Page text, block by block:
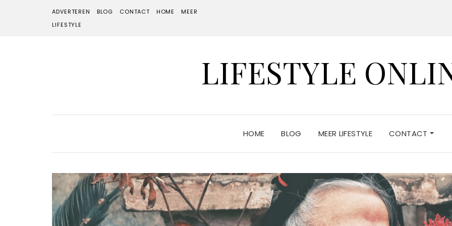
ADVERTEREN BLOG CONTACT HOME
MEER
LIFESTYLE
LIFESTYLE
HOME BLOG MEER LIFESTYLE CONTACT